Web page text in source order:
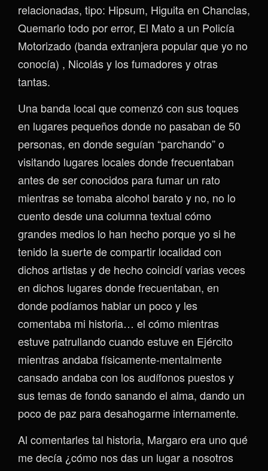
relacionadas, tipo: Hipsum, Higuita en Chanclas,
Quemarlo todo por error, El Mato a un Policía
Motorizado (banda extranjera popular que yo no
conocía) , Nicolás y los fumadores y otras
tantas.
Una banda local que comenzó con sus toques
en lugares pequeños donde no pasaban de 50
personas, en donde seguían “parchando” o
visitando lugares locales donde frecuentaban
antes de ser conocidos para fumar un rato
mientras se tomaba alcohol barato y no, no lo
cuento desde una columna textual cómo
grandes medios lo han hecho porque yo si he
tenido la suerte de compartir localidad con
dichos artistas y de hecho coincidí varias veces
en dichos lugares donde frecuentaban, en
donde podíamos hablar un poco y les
comentaba mi historia… el cómo mientras
estuve patrullando cuando estuve en Ejército
mientras andaba físicamente-mentalmente
cansado andaba con los audífonos puestos y
sus temas de fondo sanando el alma, dando un
poco de paz para desahogarme internamente.
Al comentarles tal historia, Margaro era uno qué
me decía ¿cómo nos das un lugar a nosotros